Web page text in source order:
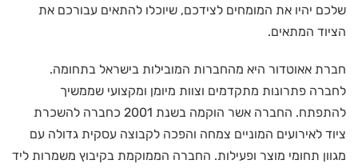
שלכם יהיו את המומחים לצידכם, שיוכלו להתאים עבורכם את
הציוד המתאים.
חברת אאוטדור היא מהחברות המובילות בישראל בתחומה.
לחברה פתרונות מתקדמים וצוות מיומן ומקצועי שממשיך
להתפתח. החברה אשר הוקמה בשנת 2001 כחברה להשכרת
ציוד לאירועים המוניים צמחה והפכה לקבוצה עסקית גדולה עם
מגוון תחומי מוצר ופעילות. החברה הממוקמת בקיבוץ משמרות ליד